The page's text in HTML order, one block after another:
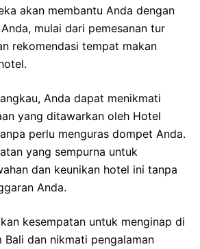
akan membantu Anda dengan
mulai dari pemesanan tur
rekomendasi tempat makan
Anda dapat menikmati
yang ditawarkan oleh Hotel
perlu menguras dompet Anda.
yang sempurna untuk
dan keunikan hotel ini tanpa
Anda.
kesempatan untuk menginap di
Bali dan nikmati pengalaman